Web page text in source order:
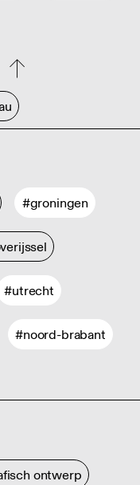
#groningen
#utrecht
#noord-brabant
ontwerp